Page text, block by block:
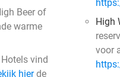
Beer of
warme
vind
hierde
High
voor